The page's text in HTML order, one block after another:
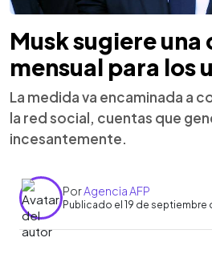
Musk sugiere una
mensual para los
La medida va encaminada a
la red social, cuentas que
incesantemente.
PorAgencia AFP
Publicado el 19 de septiembre